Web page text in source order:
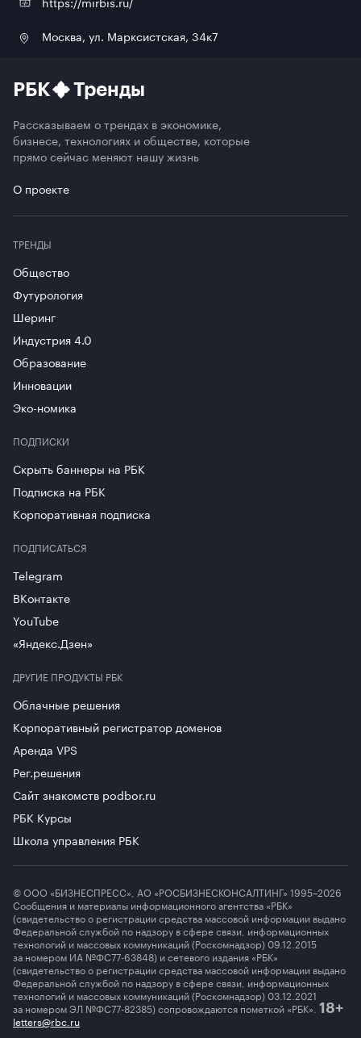
Москва, ул. Марксистская, 34к7
РБК Тренды
Рассказываем о трендах в экономике,
бизнесе, технологиях и обществе, которые
прямо сейчас меняют нашу жизнь
О проекте
ТРЕНДЫ
Общество
Футурология
Шеринг
Индустрия 4.0
Образование
Инновации
Эко-номика
ПОДПИСКИ
Скрыть баннеры на РБК
Подписка на РБК
Корпоративная подписка
ДРУГИЕ ПРОДУКТЫ РБК
Облачные решения
Корпоративный регистратор доменов
Аренда VPS
Рег.решения
Сайт знакомств podbor.ru
РБК Курсы
Школа управления РБК
ПОДПИСАТЬСЯ
Telegram
ВКонтакте
YouTube
«Яндекс.Дзен»
© ООО «БИЗНЕСПРЕСС», АО «РОСБИЗНЕСКОНСАЛТИНГ» 1995–2026
Сообщения и материалы информационного агентства «РБК»
(свидетельство о регистрации средства массовой информации выдано
Федеральной службой по надзору в сфере связи, информационных
технологий и массовых коммуникаций (Роскомнадзор) 09.12.2015
за номером ИА №ФС77-63848) и сетевого издания «РБК»
(свидетельство о регистрации средства массовой информации выдано
Федеральной службой по надзору в сфере связи, информационных
технологий и массовых коммуникаций (Роскомнадзор) 03.12.2021
за номером ЭЛ №ФС77-82385) сопровождаются пометкой «РБК». 18+
letters@rbc.ru